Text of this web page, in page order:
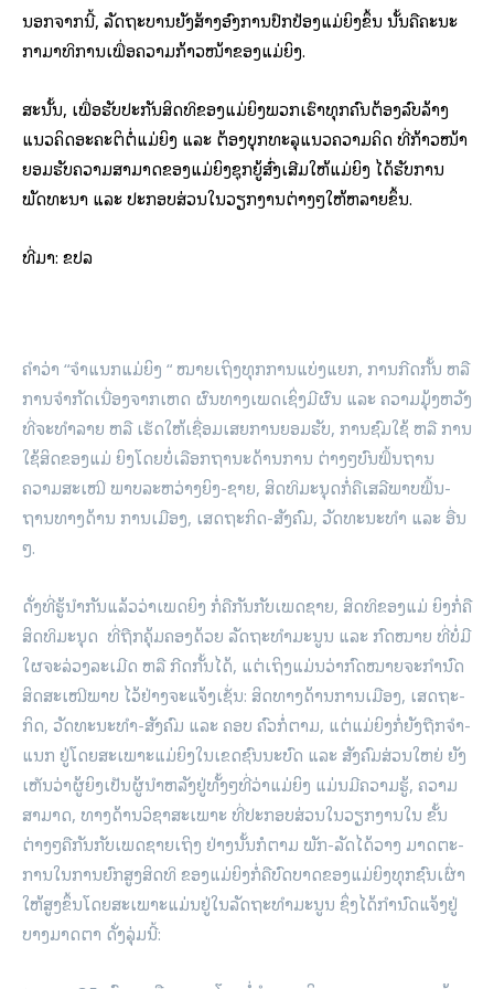
ນອກ­ຈາກ​ນີ້, ລັດ​ຖະບານ​ຍັງສ້າງ​ອົງ­ການ​ປົກ​ປ້ອງ​ແມ່­ຍິງ​ຂຶ້ນ ນັ້ນ​ຄື​ຄະ­ນະ​
ກຳ­ມາ​ທິ​ການ​ເພື່ອຄວາມ​ກ້າວ­ໜ້າ​ຂອງ​ແມ່​ຍິງ.
ສະ­ນັ້ນ, ເພື່ອ​ຮັບ­ປະ­ກັນ​ສິດ­ທິ​ຂອງ​ແມ່­ຍິງ​ພວກ​ເຮົາ​ທຸກ​ຄົນ​ຕ້ອງ​ລົບ​ລ້າງ​
ແນວ​ຄິດ​ອະ­ຄະ­ຕິ​ຕໍ່​ແມ່­ຍິງ ແລະ ຕ້ອງ​ບຸກ​ທະ­ລຸ​ແນວ​ຄວາມ​ຄິດ ທີ່​ກ້າວ­ໜ້າ​
ຍອມ­ຮັບ​ຄວາມ​ສາ­ມາດຂອງ​ແມ່­ຍິງ​ຊຸກ­ຍູ້​ສົ່ງ­ເສີມ​ໃຫ້​ແມ່­ຍິງ ໄດ້​ຮັບ​ການ​
ພັດ­ທະ­ນາ ແລະ ປະ­ກອບ­ສ່ວນ​ໃນ​ວຽກ​ງານ​ຕ່າງໆ​ໃຫ້​ຫລາຍ​ຂຶ້ນ.
ທີ່​ມາ: ຂ​ປ​ລ
ຄຳ​ວ່າ “ຈຳ­ແນກ​ແມ່­ຍິງ “ ໝາຍ​ເຖິງ​ທຸກ​ການ​ແບ່ງ​ແຍກ, ການ​ກີດ​ກັ້ນ ຫລື
ການ​ຈຳ­ກັດ​ເນື່ອງ​ຈາກ​ເຫດ ຜົນ​ທາງ​ເພດ​ເຊິ່ງ​ມີ​ຜົນ ແລະ ຄວາມ​ມຸ້ງ​ຫວັງ​
ທີ່​ຈະ​ທຳ­ລາຍ ຫລື ເຮັດ​ໃຫ້​ເຊື່ອມ​ເສຍ​ການ​ຍອມ­ຮັບ, ການ​ຊົມ­ໃຊ້ ຫລື ການ​
ໃຊ້​ສິດ​ຂອງ​ແມ່ ຍິງ​ໂດຍ​ບໍ່​ເລືອກ​ຖາ­ນະ​ດ້ານ​ການ ຕ່າງໆ​ບົນ​ພື້ນ­ຖານ​
ຄວາມ​ສະ­ເໝີ ພາບ​ລະ­ຫວ່າງ​ຍິງ-​ຊາຍ, ສິດ­ທິ​ມະ­ນຸດ​ກໍ່​ຄື​ເສ­ລີ­ພາບ​ພື້ນ­
ຖານ​ທາງ​ດ້ານ ການ­ເມືອງ, ເສດ­ຖະ­ກິດ-​ສັງ­ຄົມ, ວັດ­ທະ­ນະ­ທຳ ແລະ ອື່ນ
ໆ.
ດັ່ງ​ທີ່​ຮູ້​ນຳ​ກັນ​ແລ້ວ​ວ່າ​ເພດ​ຍິງ ກໍ່​ຄື​ກັນ​ກັບ​ເພດ​ຊາຍ, ສິດ­ທິ​ຂອງ​ແມ່ ຍິງ​ກໍ່​ຄື​
ສິດ­ທິ​ມະ­ນຸດ ທີ່​ຖືກ​ຄຸ້ມ​ຄອງ​ດ້ວຍ ລັດ​ຖະ​ທຳ​ມະ­ນູນ ແລະ ກົດໝາຍ ທີ່​ບໍ່​ມີ​
ໃຜ​ຈະ​ລ່ວງ​ລະ­ເມີດ ຫລື ກີດ​ກັ້ນ​ໄດ້, ແຕ່​ເຖິງ​ແມ່ນ​ວ່າ​ກົດ­ໝາຍ​ຈະ​ກຳ­ນົດ​
ສິດ​ສະ­ເໝີ­ພາບ ໄວ້​ຢ່າງ​ຈະ­ແຈ້ງ​ເຊັ່ນ: ສິດ​ທາງ​ດ້ານ​ການ­ເມືອງ, ເສດ­ຖະ­
ກິດ, ວັດ­ທະ­ນະ​ທຳ-​ສັງ­ຄົມ ແລະ ຄອບ ຄົວ​ກໍ່​ຕາມ, ແຕ່​ແມ່­ຍິງ​ກໍ່​ຍັງ​ຖືກ​ຈຳ­
ແນກ ຢູ່​ໂດຍ​ສະ­ເພາະ​ແມ່­ຍິງ​ໃນ​ເຂດ​ຊົນ­ນະ­ບົດ ແລະ ສັງ­ຄົມ​ສ່ວນ​ໃຫຍ່ ຍັງ
ເຫັນ​ວ່າ​ຜູ້­ຍິງ​ເປັນ​ຜູ້­ນຳ​ຫລັງ​ຢູ່​ທັ້ງໆທີ່​ວ່າ​ແມ່­ຍິງ ແມ່ນ​ມີ​ຄວາມ​ຮູ້, ຄວາມ​
ສາ­ມາດ, ທາງ​ດ້ານ​ວິ­ຊາ​ສະ­ເພາະ ທີ່​ປະ­ກອບ­ສ່ວນ​ໃນ​ວຽກ​ງານ​ໃນ ຂັ້ນ​
ຕ່າງໆ​ຄື​ກັນ​ກັບ​ເພດ​ຊາຍ​ເຖິງ ຢ່າງ​ນັ້ນ​ກໍ​ຕາມ ພັກ-​ລັດ​ໄດ້​ວາງ ມາດ​ຕະ­
ການ​ໃນ​ການ​ຍົກ​ສູງ​ສິດ­ທິ ຂອງ​ແມ່­ຍິງ​ກໍ່​ຄື​ບົດ­ບາດ​ຂອງ​ແມ່ຍິງ​ທຸກ​ຊົນ­ເຜົ່າ​
ໃຫ້​ສູງຂຶ້ນ​ໂດຍ​ສະ­ເພາະ​ແມ່ນ​ຢູ່​ໃນ​ລັດ​ຖະ​ທຳ​ມະ­ນູນ ຊຶ່ງ​ໄດ້​ກຳ­ນົດ​ແຈ້ງ​ຢູ່​
ບາງ​ມາດ­ຕາ ດັ່ງ​ລຸ່ມ​ນີ້: